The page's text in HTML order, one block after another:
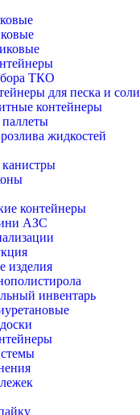
ТКО
для песка и соли
контейнеры
жидкостей
контейнеры
АЗС
изделия
инвентарь